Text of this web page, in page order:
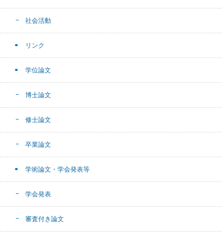
社会活動
リンク
学位論文
博士論文
修士論文
卒業論文
学術論文・学会発表等
学会発表
審査付き論文